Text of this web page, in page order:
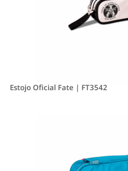
Estojo Oficial Fate | FT3542